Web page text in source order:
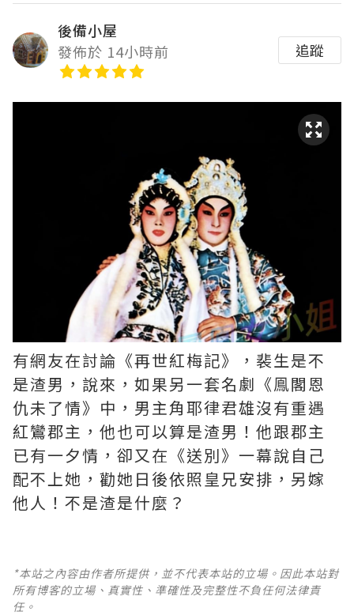
後備小屋
發佈於 14小時前
追蹤
有網友在討論《再世紅梅記》，裴生是不
是渣男，說來，如果另一套名劇《鳯閣恩
仇未了情》中，男主角耶律君雄沒有重遇
紅鸞郡主，他也可以算是渣男！他跟郡主
已有一夕情，卻又在《送別》一幕說自己
配不上她，勸她日後依照皇兄安排，另嫁
他人！不是渣是什麼？ ​​​
*本站之內容由作者所提供，並不代表本站的立場。因此本站對
所有博客的立場、真實性、準確性及完整性不負任何法律責
任。